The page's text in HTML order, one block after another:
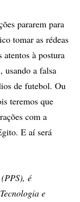
pararem para
tomar as rédeas
atentos à postura
usando a falsa
de futebol. Ou
teremos que
com a
E aí será
é
e